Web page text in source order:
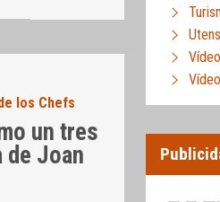
los Chefs
un tres
Joan